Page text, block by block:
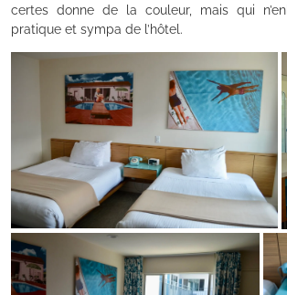
certes donne de la couleur, mais qui
pratique et sympa de l’hôtel.